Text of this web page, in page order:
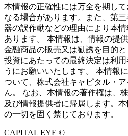
本情報の正確性には万全を期し
なる場合があります。また、第
器の誤作動などの理由により本
あります。 本情報は、情報の提
金融商品の販売又は勧誘を目的と
投資にあたっての最終決定は利
うにお願いいたします。 本情報
ついて、株式会社キャピタル・
ん。 なお、本情報の著作権は、
及び情報提供者に帰属します。
の一切を固く禁じております。
CAPITAL EYE ©